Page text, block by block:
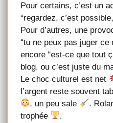
Pour certains, c’est un
“regardez, c’est
Pour d’autres, une
“tu ne peux pas juger ce
encore “est-ce que tout
blog, ou c’est juste du
Le choc culturel est net
l’argent reste souvent
, un peu sale
.
trophée
.